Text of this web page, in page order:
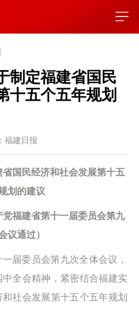
制定福建省国民
十五个五年规划
福建日报
国民经济和社会发展第十五
划的建议
党福建省第十一届委员会第九
议通过）
届委员会第九次全体会议，
全会精神，紧密结合福建实
社会发展第十五个五年规划